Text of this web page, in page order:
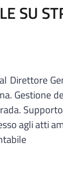
SU
Direttore
Gestione
agli atti